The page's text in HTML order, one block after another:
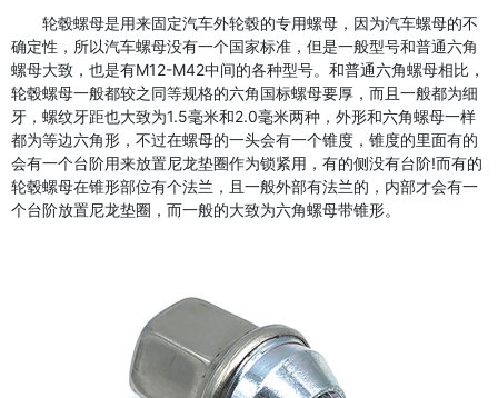
轮毂螺母是用来固定汽车外轮毂的专用螺母，因为汽车螺母的不
确定性，所以汽车螺母没有一个国家标准，但是一般型号和普通六角
螺母大致，也是有M12-M42中间的各种型号。和普通六角螺母相比，
轮毂螺母一般都较之同等规格的六角国标螺母要厚，而且一般都为细
牙，螺纹牙距也大致为1.5毫米和2.0毫米两种，外形和六角螺母一样
都为等边六角形，不过在螺母的一头会有一个锥度，锥度的里面有的
会有一个台阶用来放置尼龙垫圈作为锁紧用，有的侧没有台阶!而有的
轮毂螺母在锥形部位有个法兰，且一般外部有法兰的，内部才会有一
个台阶放置尼龙垫圈，而一般的大致为六角螺母带锥形。